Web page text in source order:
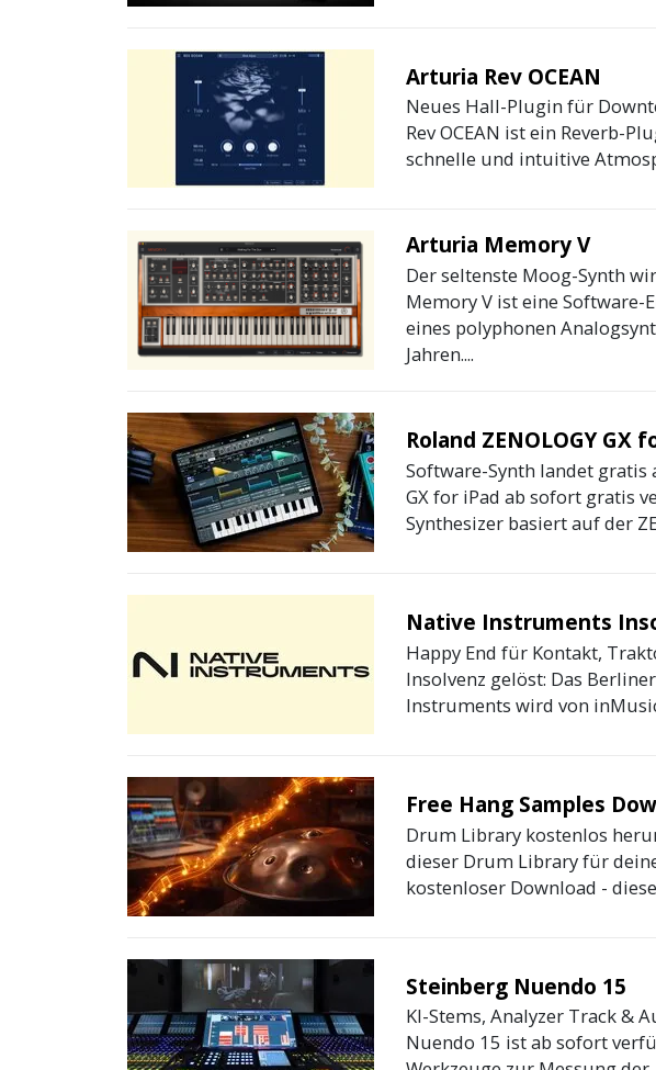
Arturia Rev OCEAN
Neues Hall-Plugin für
Rev OCEAN ist ein Reverb-
schnelle und intuitive
Arturia Memory V
Der seltenste Moog-Synth
Memory V ist eine
eines polyphonen
Jahren....
Roland ZENOLOGY GX
Software-Synth landet gratis
GX for iPad ab sofort gratis
Synthesizer basiert auf der
Native Instruments
Happy End für Kontakt,
Insolvenz gelöst: Das
Instruments wird von
Free Hang Samples
Drum Library kostenlos
dieser Drum Library für
kostenloser Download -
Steinberg Nuendo 15
KI-Stems, Analyzer Track &
Nuendo 15 ist ab sofort